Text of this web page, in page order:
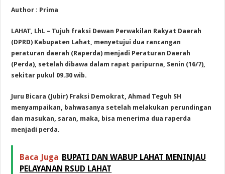
Author : Prima
LAHAT, LhL – Tujuh fraksi Dewan Perwakilan Rakyat Daerah
(DPRD) Kabupaten Lahat, menyetujui dua rancangan
peraturan daerah (Raperda) menjadi Peraturan Daerah
(Perda), setelah dibawa dalam rapat paripurna, Senin (16/7),
sekitar pukul 09.30 wib.
Juru Bicara (Jubir) Fraksi Demokrat, Ahmad Teguh SH
menyampaikan, bahwasanya setelah melakukan perundingan
dan masukan, saran, maka, bisa menerima dua raperda
menjadi perda.
Baca Juga BUPATI DAN WABUP LAHAT MENINJAU
PELAYANAN RSUD LAHAT